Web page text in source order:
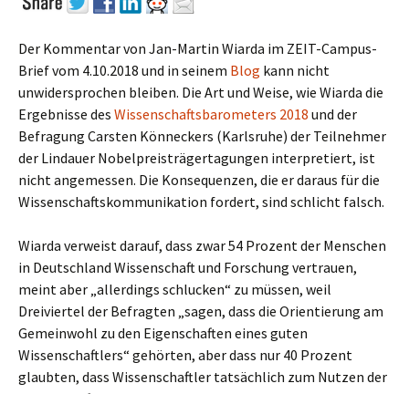
Der Kommentar von Jan-Martin Wiarda im ZEIT-Campus-
Brief vom 4.10.2018 und in seinem Blog kann nicht
unwidersprochen bleiben. Die Art und Weise, wie Wiarda die
Ergebnisse des Wissenschaftsbarometers 2018 und der
Befragung Carsten Könneckers (Karlsruhe) der Teilnehmer
der Lindauer Nobelpreisträgertagungen interpretiert, ist
nicht angemessen. Die Konsequenzen, die er daraus für die
Wissenschaftskommunikation fordert, sind schlicht falsch.
Wiarda verweist darauf, dass zwar 54 Prozent der Menschen
in Deutschland Wissenschaft und Forschung vertrauen,
meint aber „allerdings schlucken“ zu müssen, weil
Dreiviertel der Befragten „sagen, dass die Orientierung am
Gemeinwohl zu den Eigenschaften eines guten
Wissenschaftlers“ gehörten, aber dass nur 40 Prozent
glaubten, dass Wissenschaftler tatsächlich zum Nutzen der